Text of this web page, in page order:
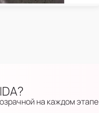
на каждом этапе